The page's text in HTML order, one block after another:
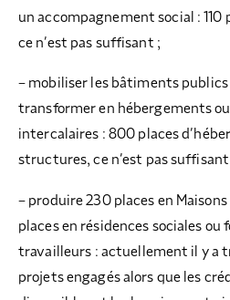
un accompagnement social : 110
ce n’est pas suffisant ;
– mobiliser les bâtiments
transformer en hébergements
intercalaires : 800 places
structures, ce n’est pas suffisant
– produire 230 places en
places en résidences sociales ou
travailleurs : actuellement il y a
projets engagés alors que les